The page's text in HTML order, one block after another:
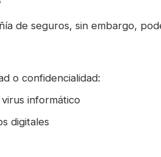
de seguros, sin embargo,
o confidencialidad:​
informático​
digitales​